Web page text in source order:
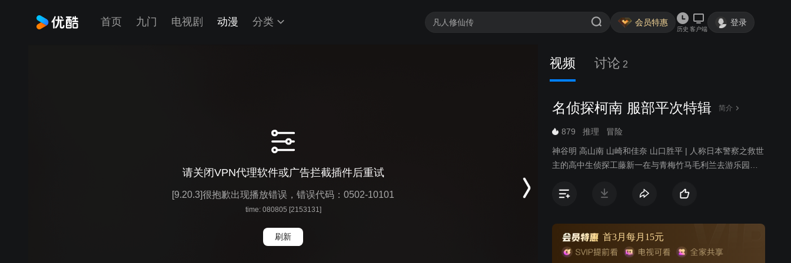
首页 九门 电视剧 动漫 分类 会员特惠
历史 客户端
登录
请关闭VPN代理软件或广告拦截插件后重试
[9.20.3]很抱歉出现播放错误，错误代码：0502-10101
time: 080805 [2153131]
刷新
视频 讨论 2
名侦探柯南 服部平次特辑 简介
879 推理 冒险
神谷明 高山南 山崎和佳奈 山口胜平 | 人称日本警察之救世
主的高中生侦探工藤新一在与青梅竹马毛利兰去游乐园游
尾随跟踪，并目睹了黑衣人正在进行可疑交易。不料，却
续追踪黑衣人及其成员，情急之下，工藤新一受到《福尔
摩斯》的作者“阿瑟·柯南·道尔”和“江户川乱步”名字的启
首3月每月15元